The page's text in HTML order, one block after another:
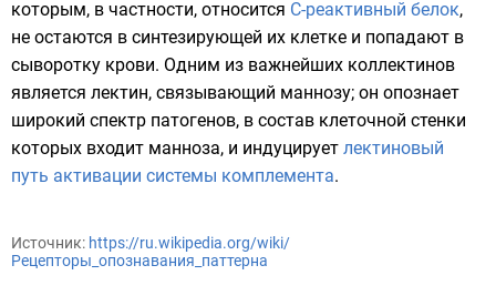
которым, в частности, относится C-реактивный белок,
не остаются в синтезирующей их клетке и попадают в
сыворотку крови. Одним из важнейших коллектинов
является лектин, связывающий маннозу; он опознает
широкий спектр патогенов, в состав клеточной стенки
которых входит манноза, и индуцирует лектиновый
путь активации системы комплемента.
Источник: https://ru.wikipedia.org/wiki/
Рецепторы_опознавания_паттерна